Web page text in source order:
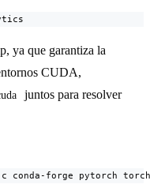
ya que garantiza la
CUDA,
juntos para resolver
forge pytorch